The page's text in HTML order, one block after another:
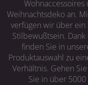
Weihnachtsdeko an.
verfügen wir über ein
Stilbewußtsein.
finden Sie in
Produktauswahl zu
Verhältnis. Gehen
Sie in über